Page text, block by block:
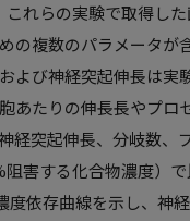
れらの実験で取得し
の複数のパラメータが
よび神経突起伸長は実
あたりの伸長長やプロ
経突起伸長、分岐数、
害する化合物濃度）
度依存曲線を示し、神